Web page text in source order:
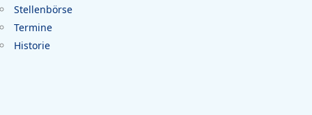
Stellenbörse
Termine
Historie